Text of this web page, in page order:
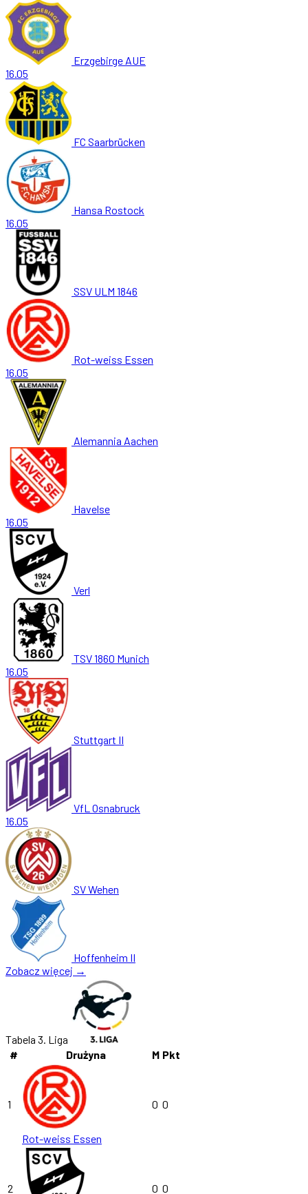
Erzgebirge AUE
16.05
FC Saarbrücken
Hansa Rostock
16.05
SSV ULM 1846
Rot-weiss Essen
16.05
Alemannia Aachen
Havelse
16.05
Verl
TSV 1860 Munich
16.05
Stuttgart II
VfL Osnabruck
16.05
SV Wehen
Hoffenheim II
Zobacz więcej →
Tabela 3. Liga
#
Drużyna M Pkt
1
Rot-weiss Essen
0 0
2 0 0